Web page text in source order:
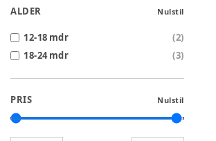
ALDER Nulstil
12-18 mdr (2)
18-24 mdr
(3)
PRIS Nulstil